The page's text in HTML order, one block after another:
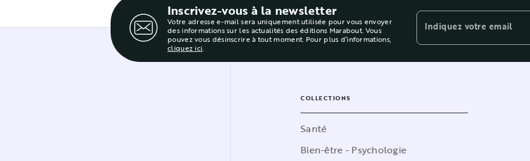
Inscrivez-vous à la newsletter
Votre adresse e-mail sera uniquement utilisée pour vous envoyer
des informations sur les actualités des éditions Marabout. Vous
pouvez vous désinscrire à tout moment. Pour plus d’informations,
cliquez ici.
Indiquez votre email
COLLECTIONS
Santé
Bien-être - Psychologie